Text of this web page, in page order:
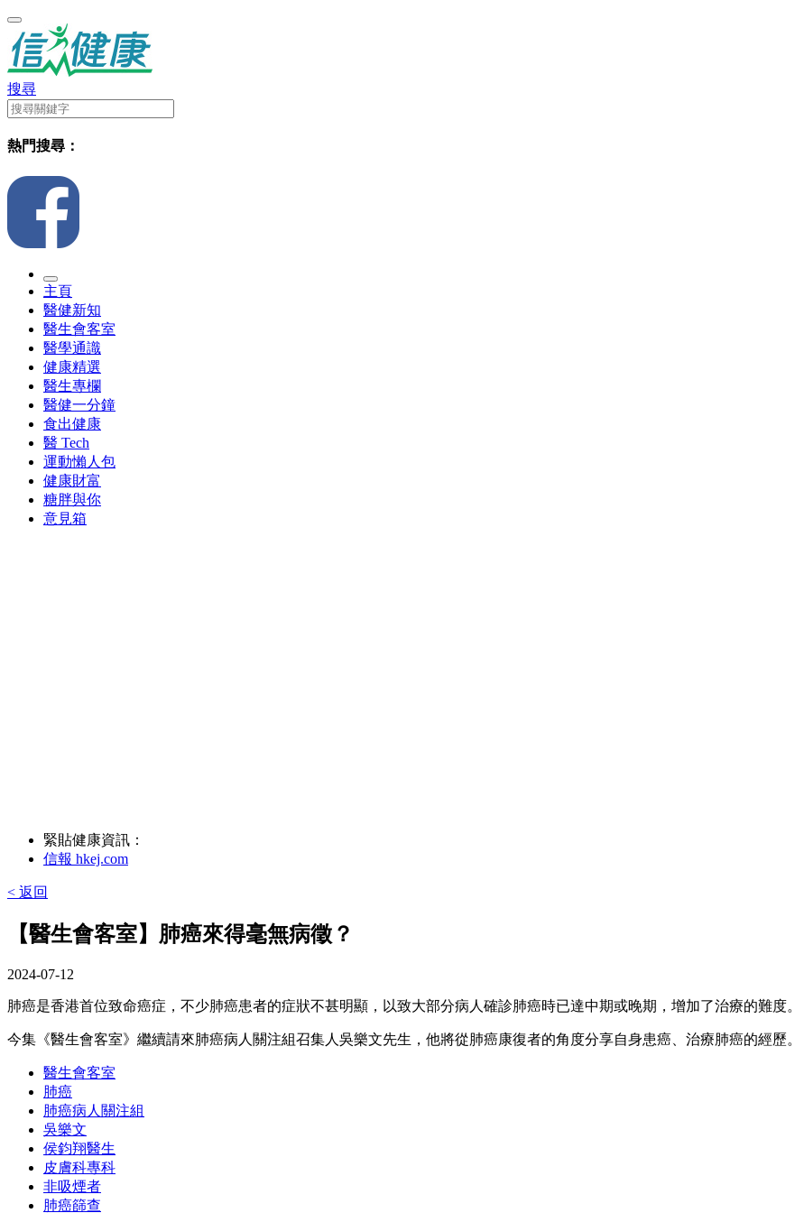
搜尋
熱門搜尋：
主頁
醫健新知
醫生會客室
醫學通識
健康精選
醫生專欄
醫健一分鐘
食出健康
醫 Tech
運動懶人包
健康財富
糖胖與你
意見箱
緊貼健康資訊：
信報 hkej.com
< 返回
【醫生會客室】肺癌來得毫無病徵？
2024-07-12
肺癌是香港首位致命癌症，不少肺癌患者的症狀不甚明顯，以致大部分病人確診肺癌時已達中期或晚期，增加了治療的難度。
今集《醫生會客室》繼續請來肺癌病人關注組召集人吳樂文先生，他將從肺癌康復者的角度分享自身患癌、治療肺癌的經歷。
醫生會客室
肺癌
肺癌病人關注組
吳樂文
侯鈞翔醫生
皮膚科專科
非吸煙者
肺癌篩查